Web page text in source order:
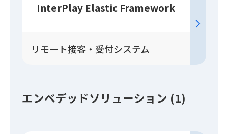
InterPlay Elastic Framework
リモート接客・受付システム
エンベデッドソリューション (1)